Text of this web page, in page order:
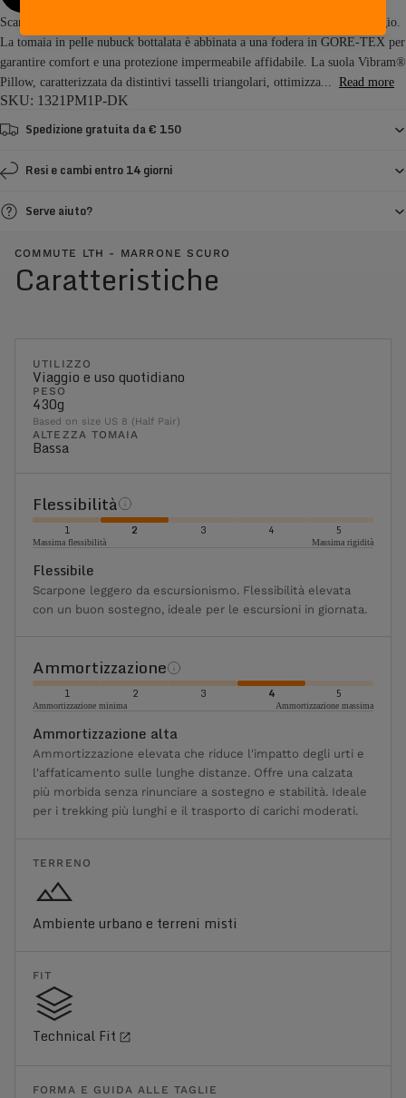
Scarpe per il tempo libero progettate per l'uso quotidiano in città e in viaggio.
La tomaia in pelle nubuck bottalata è abbinata a una fodera in GORE-TEX per
garantire comfort e una protezione impermeabile affidabile. La suola Vibram®
Pillow, caratterizzata da distintivi tasselli triangolari, ottimizza... Read more
SKU: 1321PM1P-DK
Spedizione gratuita da € 150
Resi e cambi entro 14 giorni
Serve aiuto?
COMMUTE LTH - MARRONE SCURO
Caratteristiche
UTILIZZO
Viaggio e uso quotidiano
PESO
430g
Based on size US 8 (Half Pair)
ALTEZZA TOMAIA
Bassa
Flessibilità
1 2 3 4 5
Massima flessibilità Massima rigidità
Flessibile
Scarpone leggero da escursionismo. Flessibilità elevata
con un buon sostegno, ideale per le escursioni in giornata.
Ammortizzazione
1 2 3 4 5
Ammortizzazione minima Ammortizzazione massima
Ammortizzazione alta
Ammortizzazione elevata che riduce l'impatto degli urti e
l'affaticamento sulle lunghe distanze. Offre una calzata
più morbida senza rinunciare a sostegno e stabilità. Ideale
per i trekking più lunghi e il trasporto di carichi moderati.
TERRENO
Ambiente urbano e terreni misti
FIT
Technical Fit
FORMA E GUIDA ALLE TAGLIE